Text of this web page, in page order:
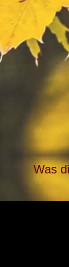
Was